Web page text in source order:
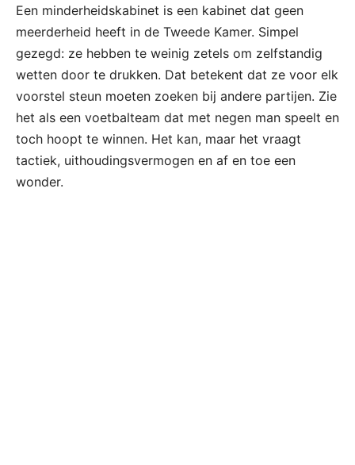
Een minderheidskabinet is een kabinet dat geen
meerderheid heeft in de Tweede Kamer. Simpel
gezegd: ze hebben te weinig zetels om zelfstandig
wetten door te drukken. Dat betekent dat ze voor elk
voorstel steun moeten zoeken bij andere partijen. Zie
het als een voetbalteam dat met negen man speelt en
toch hoopt te winnen. Het kan, maar het vraagt
tactiek, uithoudingsvermogen en af en toe een
wonder.